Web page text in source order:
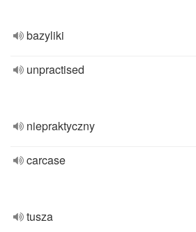
bazyliki
unpractised
niepraktyczny
carcase
tusza